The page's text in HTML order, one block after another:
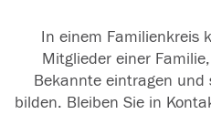
In einem Familienkreis
Mitglieder einer
Bekannte eintragen und
bilden. Bleiben Sie in